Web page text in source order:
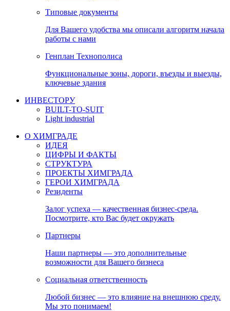
Типовые документы
Для Вашего удобства мы описали алгоритм начала
работы с нами
Генплан Технополиса
Функциональные зоны, дороги, въезды и выезды,
ключевые здания
ИНВЕСТОРУ
BUILT-TO-SUIT
Light industrial
О ХИМГРАДЕ
ИДЕЯ
ЦИФРЫ И ФАКТЫ
СТРУКТУРА
ПРОЕКТЫ ХИМГРАДА
ГЕРОИ ХИМГРАДА
Резиденты
Залог успеха — качественная бизнес-среда.
Посмотрите, кто Вас будет окружать
Партнеры
Наши партнеры — это дополнительные
возможности для Вашего бизнеса
Социальная ответственность
Любой бизнес — это влияние на внешнюю среду.
Мы это понимаем!